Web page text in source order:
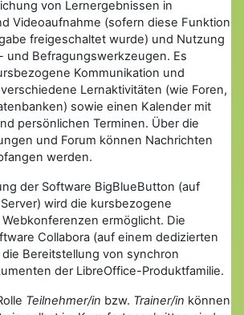
von Lernergebnissen in
Videoaufnahme (sofern diese Funktion
freigeschaltet wurde) und Nutzung
und Befragungswerkzeugen. Es
Kommunikation und
Lernaktivitäten (wie Foren,
sowie einen Kalender mit
persönlichen Terminen. Über die
und Forum können Nachrichten
werden.
der Software BigBlueButton (auf
wird die kursbezogene
ermöglicht. Die
Collabora (auf einem dedizierten
Bereitstellung von synchron
der LibreOffice-Produktfamilie.
Teilnehmer/in bzw. Trainer/in können